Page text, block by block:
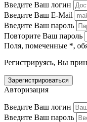
Введите Ваш логин
Введите Ваш E-Mail
Введите Ваш пароль
Повторите Ваш пароль
Поля, помеченные *,
Регистрируясь, Вы
Авторизация
Введите Ваш логин
Введите Ваш пароль